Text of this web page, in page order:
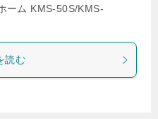
ーム KMS-50S/KMS-
読む